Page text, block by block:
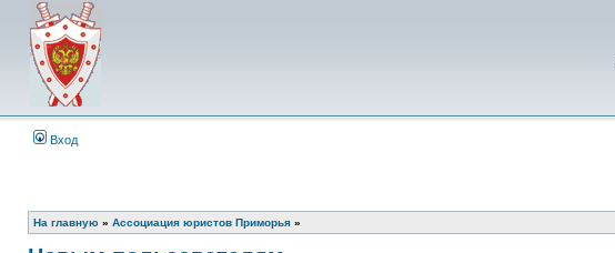
Вход
На главную » Ассоциация юристов Приморья »